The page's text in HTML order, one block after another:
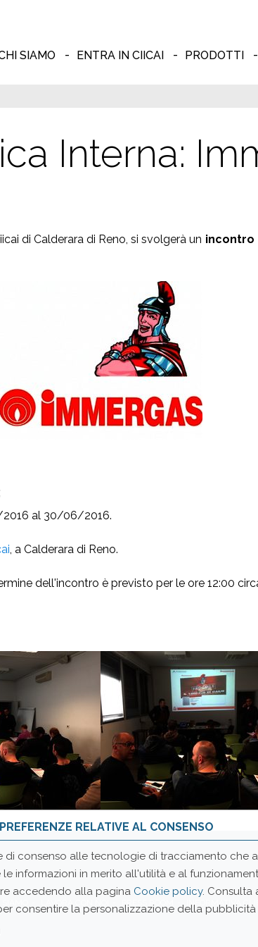
SIAMO ENTRA IN CIICAI PRODOTTI
Interna:
di Calderara di Reno, si svolgerà un incontro
2016 al 30/06/2016.
, a Calderara di Reno.
dell'incontro è previsto per le ore 12:00
SIAMO LAVORA CON NOI PRESS ROOM INFORMATIVA
RELATIVE AL CONSENSO
consenso alle tecnologie di tracciamento che
informazioni in merito all'utilità e al
accedendo alla pagina Cookie policy. Consulta
consentire la personalizzazione della pubblicità